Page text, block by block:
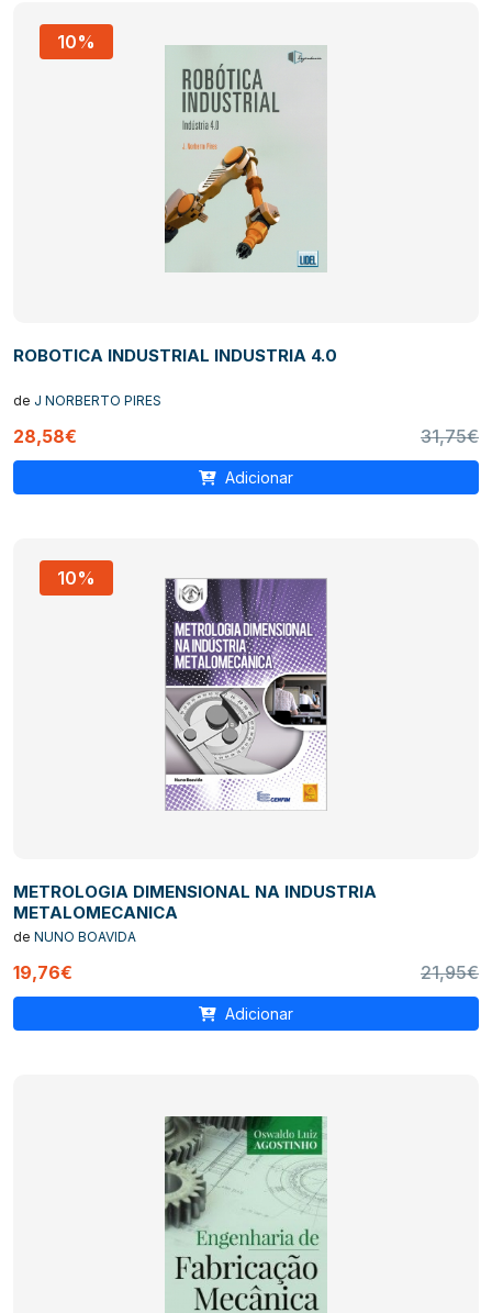
10%
ROBOTICA INDUSTRIAL INDUSTRIA 4.0
de J NORBERTO PIRES
28,58€ 31,75€
Adicionar
10%
METROLOGIA DIMENSIONAL NA INDUSTRIA
METALOMECANICA
de NUNO BOAVIDA
19,76€ 21,95€
Adicionar